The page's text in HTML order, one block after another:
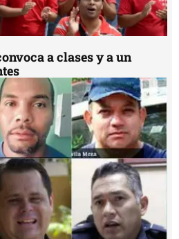
a clases y a un